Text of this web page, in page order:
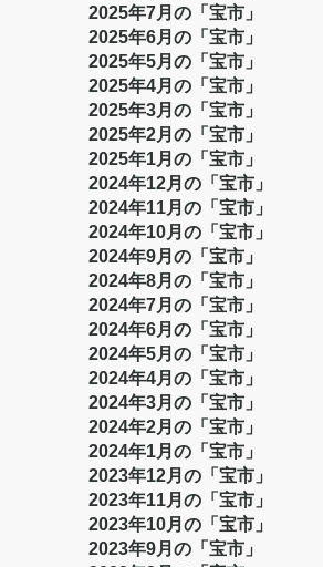
2025年7月の「宝市」
2025年6月の「宝市」
2025年5月の「宝市」
2025年4月の「宝市」
2025年3月の「宝市」
2025年2月の「宝市」
2025年1月の「宝市」
2024年12月の「宝市」
2024年11月の「宝市」
2024年10月の「宝市」
2024年9月の「宝市」
2024年8月の「宝市」
2024年7月の「宝市」
2024年6月の「宝市」
2024年5月の「宝市」
2024年4月の「宝市」
2024年3月の「宝市」
2024年2月の「宝市」
2024年1月の「宝市」
2023年12月の「宝市」
2023年11月の「宝市」
2023年10月の「宝市」
2023年9月の「宝市」